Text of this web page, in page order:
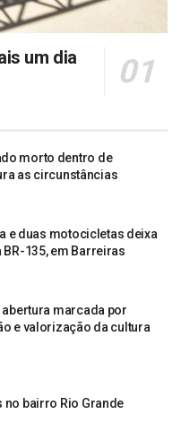
um dia
morto dentro de
as circunstâncias
e duas motocicletas deixa
135, em Barreiras
abertura marcada por
e valorização da cultura
no bairro Rio Grande